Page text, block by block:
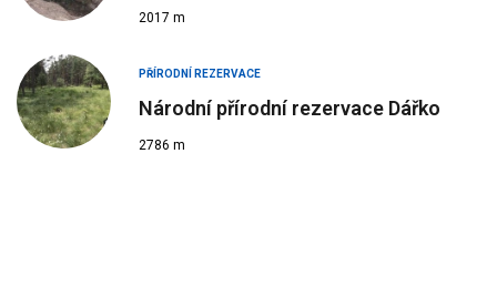
2017 m
PŘÍRODNÍ REZERVACE
Národní přírodní rezervace Dářko
2786 m